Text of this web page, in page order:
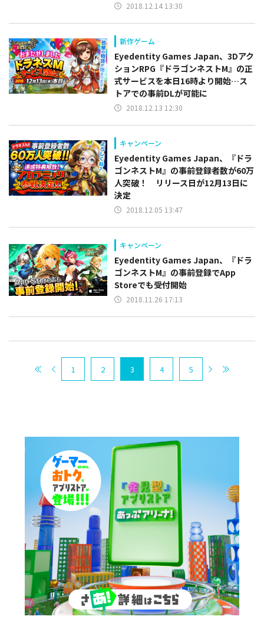
2018.12.14 13:30
新作ゲーム
Eyedentity Games Japan、3Dアク
ションRPG『ドラゴンネストM』の正
式サービスを本日16時より開始…ス
トアでの事前DLが可能に
2018.12.13 12:30
キャンペーン
Eyedentity Games Japan、『ドラ
ゴンネストM』の事前登録者数が60万
人突破！ リリース日が12月13日に
決定
2018.12.05 13:47
キャンペーン
Eyedentity Games Japan、『ドラ
ゴンネストM』の事前登録でApp
Storeでも受付開始
2018.11.26 17:13
1 2 3 4 5